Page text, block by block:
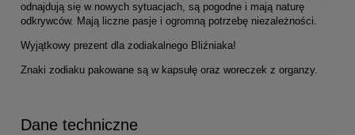
odnajdują się w nowych sytuacjach, są pogodne i mają naturę
odkrywców. Mają liczne pasje i ogromną potrzebę niezależności.
Wyjątkowy prezent dla zodiakalnego Bliźniaka!
Znaki zodiaku pakowane są w kapsułę oraz woreczek z organzy.
Dane techniczne